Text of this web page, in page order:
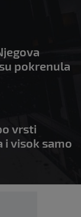
pokrenula
vrsti
i visok samo